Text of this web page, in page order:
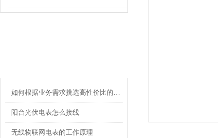
如何根据业务需求挑选高性价比的无线物联网电表
阳台光伏电表怎么接线
无线物联网电表的工作原理